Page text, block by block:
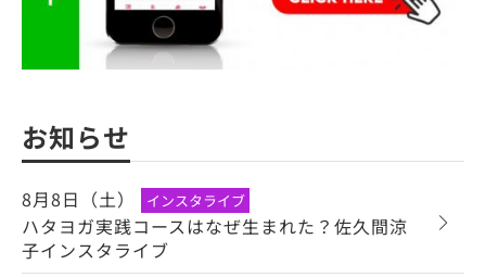
お知らせ
8月8日（土） インスタライブ
ハタヨガ実践コースはなぜ生まれた？佐久間涼
子インスタライブ